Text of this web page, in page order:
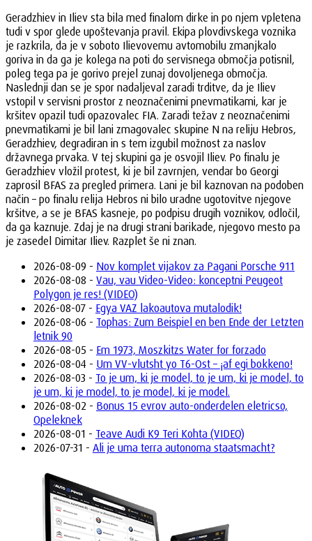
Geradzhiev in Iliev sta bila med finalom dirke in po njem vpletena
tudi v spor glede upoštevanja pravil. Ekipa plovdivskega voznika
je razkrila, da je v soboto Ilievovemu avtomobilu zmanjkalo
goriva in da ga je kolega na poti do servisnega območja potisnil,
poleg tega pa je gorivo prejel zunaj dovoljenega območja.
Naslednji dan se je spor nadaljeval zaradi trditve, da je Iliev
vstopil v servisni prostor z neoznačenimi pnevmatikami, kar je
kršitev opazil tudi opazovalec FIA. Zaradi težav z neoznačenimi
pnevmatikami je bil lani zmagovalec skupine N na reliju Hebros,
Geradzhiev, degradiran in s tem izgubil možnost za naslov
državnega prvaka. V tej skupini ga je osvojil Iliev. Po finalu je
Geradzhiev vložil protest, ki je bil zavrnjen, vendar bo Georgi
zaprosil BFAS za pregled primera. Lani je bil kaznovan na podoben
način – po finalu relija Hebros ni bilo uradne ugotovitve njegove
kršitve, a se je BFAS kasneje, po podpisu drugih voznikov, odločil,
da ga kaznuje. Zdaj je na drugi strani barikade, njegovo mesto pa
je zasedel Dimitar Iliev. Razplet še ni znan.
2026-08-09 - Nov komplet vijakov za Pagani Porsche 911
2026-08-08 - Vau, vau Video-Video: konceptni Peugeot
Polygon je res! (VIDEO)
2026-08-07 - Egya VAZ lakoautova mutalodik!
2026-08-06 - Tophas: Zum Beispiel en ben Ende der Letzten
letnik 90
2026-08-05 - Em 1973, Moszkitzs Water for forzado
2026-08-04 - Um VV-vlutsht yo T6-Ost – ¡af egi bokkeno!
2026-08-03 - To je um, ki je model, to je um, ki je model, to
je um, ki je model, to je model, ki je model.
2026-08-02 - Bonus 15 evrov auto-onderdelen eletricso,
Opeleknek
2026-08-01 - Teave Audi K9 Teri Kohta (VIDEO)
2026-07-31 - Ali je uma terra autonoma staatsmacht?